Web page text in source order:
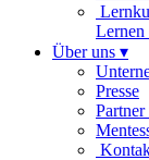
Lernen
Über uns ▾
Presse